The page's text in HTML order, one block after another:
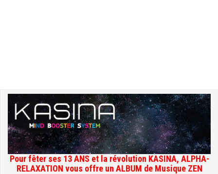
Pour fêter ses 13 ANS et la révolution KASINA, ALPHA-
RELAXATION vous offre un ALBUM de Musique ZEN